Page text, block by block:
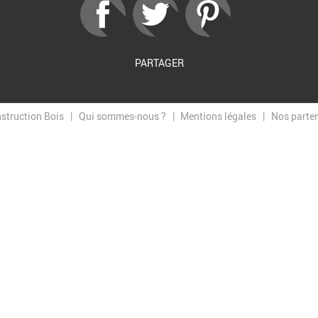
PARTAGER
Bois Qui sommes-nous ? Mentions légales Nos